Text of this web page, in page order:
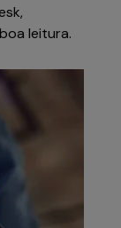
leitura.